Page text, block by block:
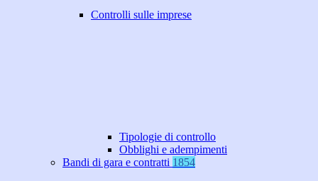
Controlli sulle imprese
Tipologie di controllo
Obblighi e adempimenti
Bandi di gara e contratti 1854